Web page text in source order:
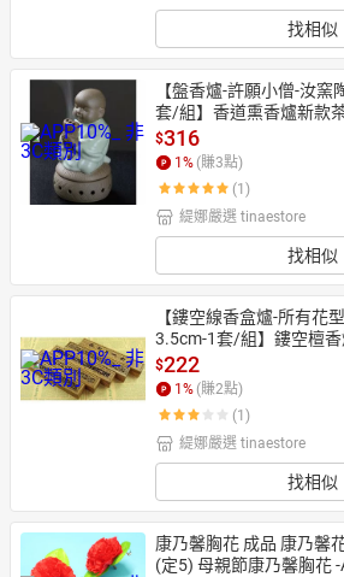
找相似
【盤香爐-許願小僧-汝
套/組】香道熏香爐新款
陶瓷佛具套裝-7501035
$316
1 % (賺3點)
(1)
緹娜嚴選 tinaestore
找相似
【鏤空線香盒爐-所有花
3.5cm-1套/組】鏤空檀香
爐熏香盒，多款可選-
$222
1 % (賺2點)
(1)
緹娜嚴選 tinaestore
找相似
康乃馨胸花 成品 康乃馨
(定5) 母親節康乃馨胸花